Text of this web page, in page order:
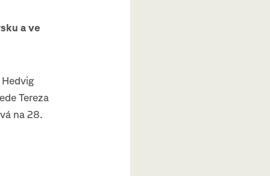
a ve
Tereza
na 28.